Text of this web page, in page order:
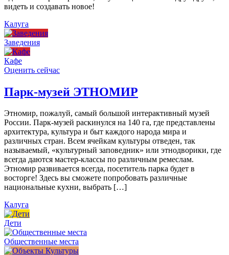
видеть и создавать новое!
Калуга
Заведения
Кафе
Оценить сейчас
Парк-музей ЭТНОМИР
Этномир, пожалуй, самый большой интерактивный музей
России. Парк-музей раскинулся на 140 га, где представлены
архитектура, культура и быт каждого народа мира и
различных стран. Всем ячейкам культуры отведен, так
называемый, «культурный заповедник» или этнодворики, где
всегда даются мастер-классы по различным ремеслам.
Этномир развивается всегда, посетитель парка будет в
восторге! Здесь вы сможете попробовать различные
национальные кухни, выбрать […]
Калуга
Дети
Общественные места